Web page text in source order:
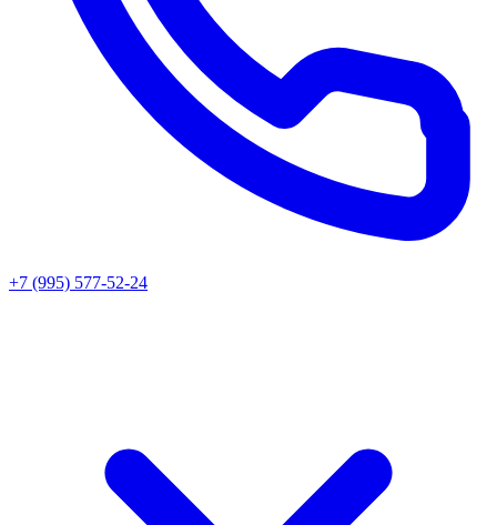
+7 (995) 577-52-24